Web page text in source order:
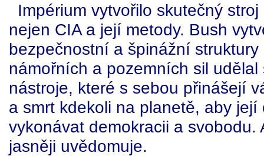
Impérium vytvořilo skutečný
nejen CIA a její metody. Bush
bezpečnostní a špinážní
námořních a pozemních sil
nástroje, které s sebou přinášejí
a smrt kdekoli na planetě, aby její
vykonávat demokracii a svobodu.
jasněji uvědomuje.